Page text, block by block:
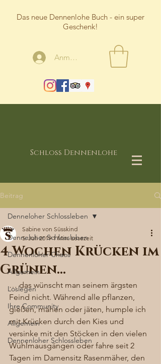
Das neue Dennenlohe Buch - ein super
Geschenk!
Anmelden
Schloss Dennenlohe
Beitrag
Denneloher Schlossleben
Dennenloher Chaos
Allgemein
Loslegen
Ihre Community
Allgemein
Dennenloher Schlossleben
Denneloher Schlossleben
4 Wochen Krücken im
Grünen…
Sabine von Süsskind
5. Juli 2019 1 Min. Lesezeit
… das wünscht man seinem ärgsten
Feind nicht. Während alle pflanzen,
gießen, mähen oder jäten, humple ich
mit Krücken durch den Kies und
versinke mit den Stöcken in den vielen
Wühlmausgängen oder fahre seit 2
Tagen im Damensitz Rasenmäher, den